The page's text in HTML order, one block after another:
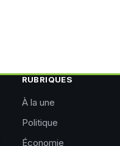
RUBRIQUES
À la une
Politique
Économie